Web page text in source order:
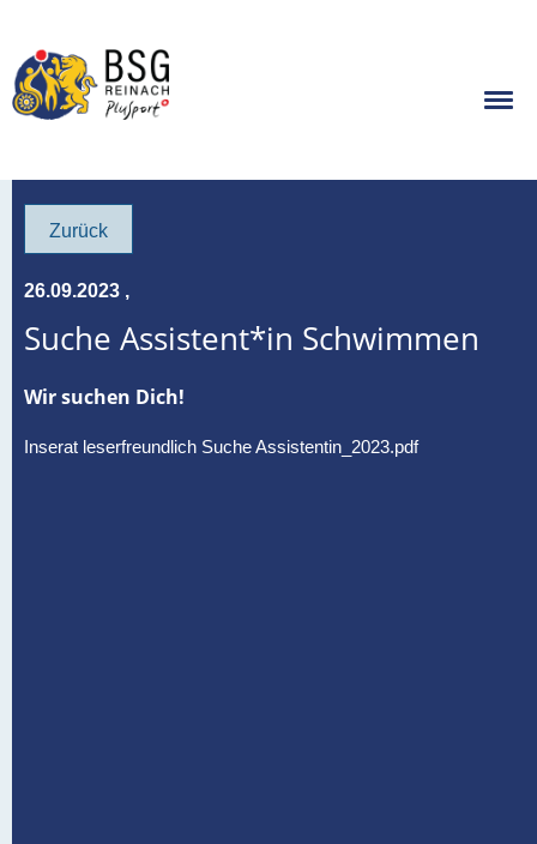
Zurück
26.09.2023 ,
Suche Assistent*in Schwimmen
Wir suchen Dich!
Inserat leserfreundlich Suche Assistentin_2023.pdf